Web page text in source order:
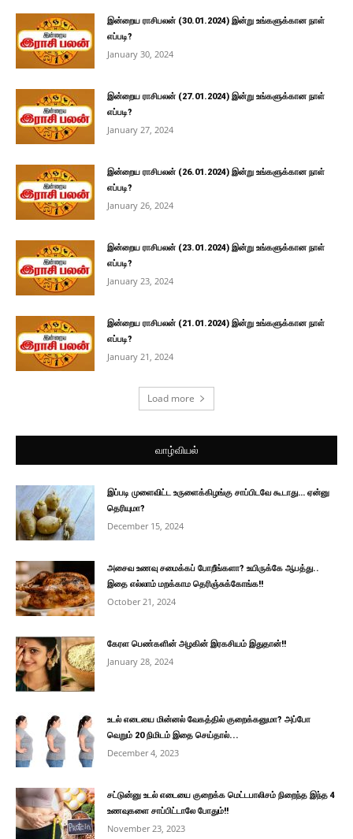
இன்றைய ராசிபலன் (30.01.2024) இன்று உங்களுக்கான நாள்
எப்படி?
January 30, 2024
இன்றைய ராசிபலன் (27.01.2024) இன்று உங்களுக்கான நாள்
எப்படி?
January 27, 2024
இன்றைய ராசிபலன் (26.01.2024) இன்று உங்களுக்கான நாள்
எப்படி?
January 26, 2024
இன்றைய ராசிபலன் (23.01.2024) இன்று உங்களுக்கான நாள்
எப்படி?
January 23, 2024
இன்றைய ராசிபலன் (21.01.2024) இன்று உங்களுக்கான நாள்
எப்படி?
January 21, 2024
Load more
வாழ்வியல்
இப்படி முளைவிட்ட உருளைக்கிழங்கு சாப்பிடவே கூடாது… ஏன்னு
தெரியுமா?
December 15, 2024
அசைவ உணவு சமைக்கப் போறீங்களா? உயிருக்கே ஆபத்து..
இதை எல்லாம் மறக்காம தெரிஞ்சுக்கோங்க!!
October 21, 2024
கேரள பெண்களின் அழகின் இரகசியம் இதுதான்!!
January 28, 2024
உடல் எடையை மின்னல் வேகத்தில் குறைக்கனுமா? அப்போ
வெறும் 20 நிமிடம் இதை செய்தால்...
December 4, 2023
சட்டுன்னு உடல் எடையை குறைக்க மெட்டபாலிசம் நிறைந்த இந்த 4
உணவுகளை சாப்பிட்டாலே போதும்!!
November 23, 2023